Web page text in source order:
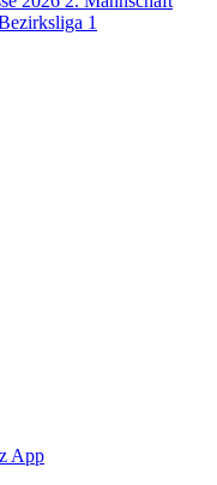
1
App